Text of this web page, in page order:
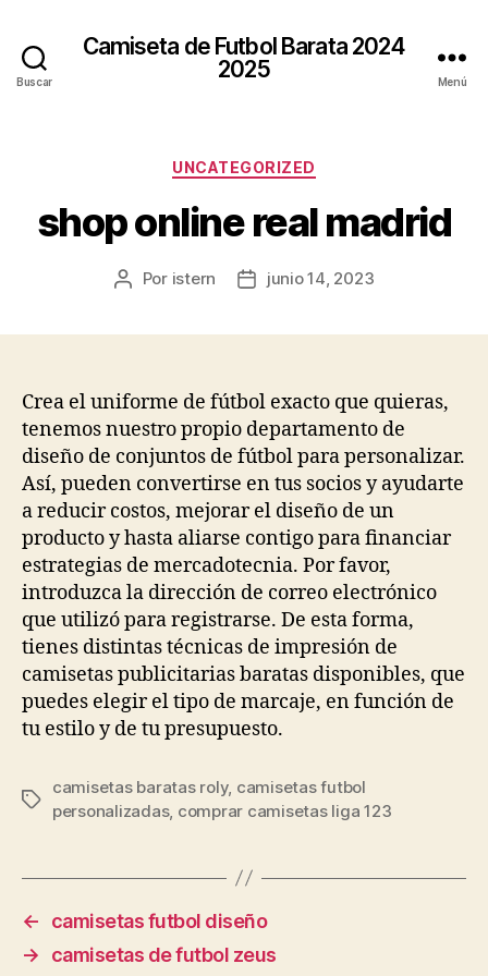
Buscar
Camiseta de Futbol Barata 2024
2025
Menú
Categorías
UNCATEGORIZED
shop online real madrid
Autor
Por istern
Fechajunio 14, 2023
Crea el uniforme de fútbol exacto que quieras,
tenemos nuestro propio departamento de
diseño de conjuntos de fútbol para personalizar.
Así, pueden convertirse en tus socios y ayudarte
a reducir costos, mejorar el diseño de un
producto y hasta aliarse contigo para financiar
estrategias de mercadotecnia. Por favor,
introduzca la dirección de correo electrónico
que utilizó para registrarse. De esta forma,
tienes distintas técnicas de impresión de
camisetas publicitarias baratas disponibles, que
puedes elegir el tipo de marcaje, en función de
tu estilo y de tu presupuesto.
Etiquetas
camisetas baratas roly, camisetas futbol
personalizadas, comprar camisetas liga 123
←
camisetas futbol diseño
→
camisetas de futbol zeus